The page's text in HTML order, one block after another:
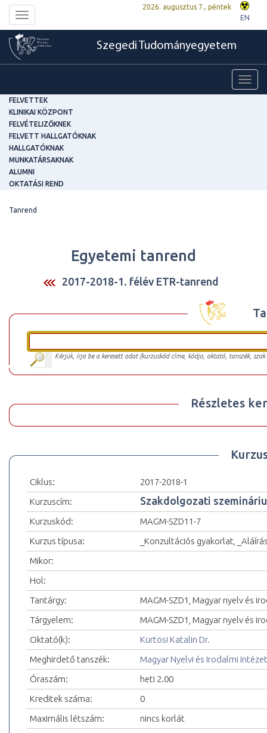
Toggle
navigation
2026. augusztus 7., péntek
EN
Szegedi Tudományegyetem
FELVETTEK
KLINIKAI KÖZPONT
FELVÉTELIZŐKNEK
FELVETT HALLGATÓKNAK
HALLGATÓKNAK
MUNKATÁRSAKNAK
ALUMNI
OKTATÁSI REND
Tanrend
Egyetemi tanrend
2017-2018-1. félév ETR-tanrend
Kérjük, írja be a keresett adat (kurzuskód címe, kódja, oktató, tanszék,
Részletes
Ciklus:
2017-2018-1
Kurzuscím:
Szakdolgozati
Kurzuskód:
MAGM-SZD11-7
Kurzus típusa:
_Konzultációs gyakorlat,
Mikor:
Hol:
Tantárgy:
MAGM-SZD1, Magyar nyelv és
Tárgyelem:
MAGM-SZD1, Magyar nyelv és
Oktató(k):
Kürtösi Katalin Dr.
Meghirdető tanszék:
Magyar Nyelvi és Irodalmi Intézet
Óraszám:
heti 2.00
Kreditek száma:
0
Maximális létszám:
nincs korlát